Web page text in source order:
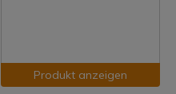
Produkt anzeigen